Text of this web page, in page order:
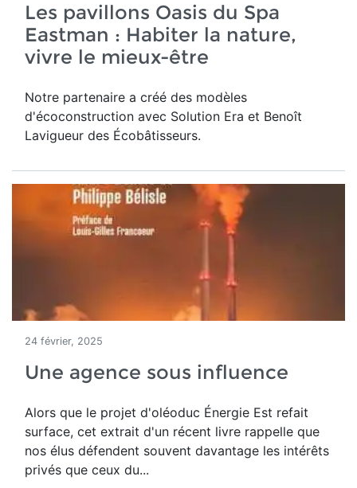
Les pavillons Oasis du Spa
Eastman : Habiter la nature,
vivre le mieux-être
Notre partenaire a créé des modèles
d'écoconstruction avec Solution Era et Benoît
Lavigueur des Écobâtisseurs.
24 février, 2025
Une agence sous influence
Alors que le projet d'oléoduc Énergie Est refait
surface, cet extrait d'un récent livre rappelle que
nos élus défendent souvent davantage les intérêts
privés que ceux du...